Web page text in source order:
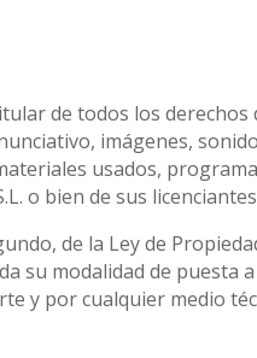
de todos los
imágenes,
usados,
o bien de sus
de la Ley de
su modalidad de puesta
y por cualquier medio